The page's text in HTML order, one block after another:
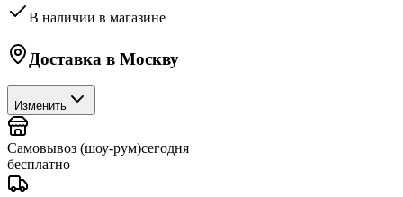
В наличии в магазине
Доставка в Москву
Изменить
Самовывоз (шоу-рум)сегодня
бесплатно